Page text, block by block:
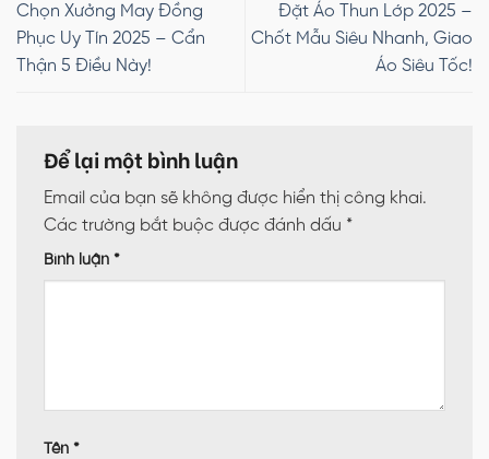
Chọn Xưởng May Đồng
Phục Uy Tín 2025 – Cẩn
Thận 5 Điều Này!
Đặt Áo Thun Lớp 2025 –
Chốt Mẫu Siêu Nhanh, Giao
Áo Siêu Tốc!
Để lại một bình luận
Email của bạn sẽ không được hiển thị công khai.
Các trường bắt buộc được đánh dấu *
Bình luận *
Tên *